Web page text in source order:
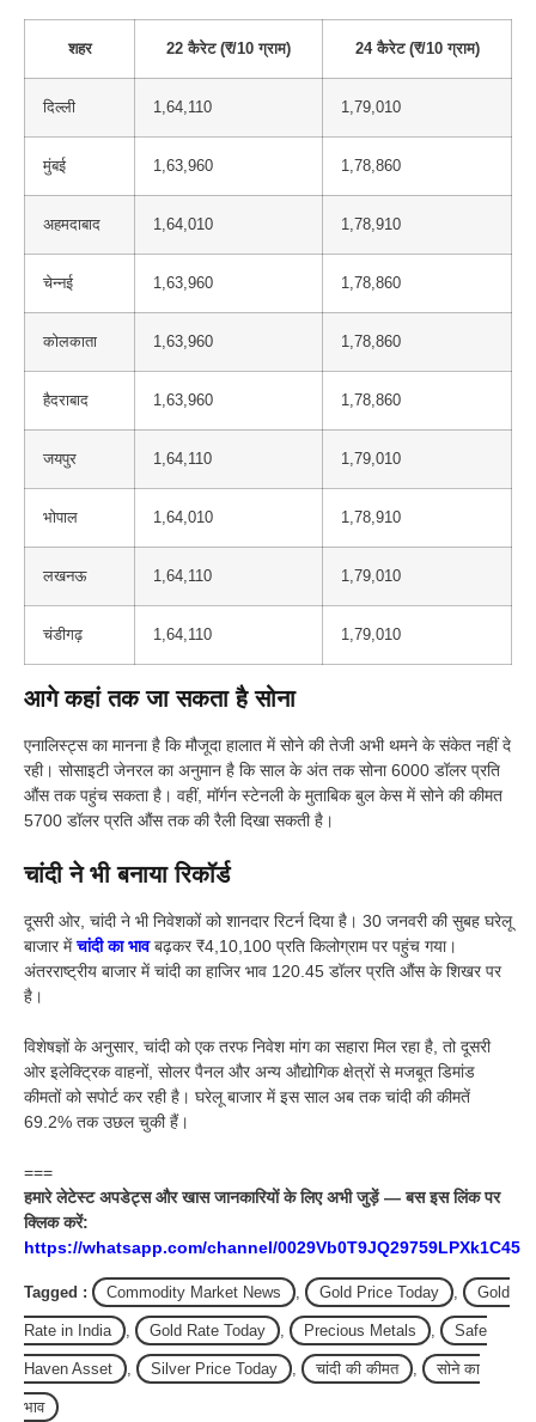
शहर 22 कैरेट (₹/10 ग्राम) 24 कैरेट (₹/10 ग्राम)
दिल्ली 1,64,110 1,79,010
मुंबई 1,63,960 1,78,860
अहमदाबाद 1,64,010 1,78,910
चेन्नई 1,63,960 1,78,860
कोलकाता 1,63,960 1,78,860
हैदराबाद 1,63,960 1,78,860
जयपुर 1,64,110 1,79,010
भोपाल 1,64,010 1,78,910
लखनऊ 1,64,110 1,79,010
चंडीगढ़ 1,64,110 1,79,010
आगे कहां तक जा सकता है सोना
एनालिस्ट्स का मानना है कि मौजूदा हालात में सोने की तेजी अभी थमने के संकेत नहीं दे
रही। सोसाइटी जेनरल का अनुमान है कि साल के अंत तक सोना 6000 डॉलर प्रति
औंस तक पहुंच सकता है। वहीं, मॉर्गन स्टेनली के मुताबिक बुल केस में सोने की कीमत
5700 डॉलर प्रति औंस तक की रैली दिखा सकती है।
चांदी ने भी बनाया रिकॉर्ड
दूसरी ओर, चांदी ने भी निवेशकों को शानदार रिटर्न दिया है। 30 जनवरी की सुबह घरेलू
बाजार मेंचांदी का भावबढ़कर ₹4,10,100 प्रति किलोग्राम पर पहुंच गया।
अंतरराष्ट्रीय बाजार में चांदी का हाजिर भाव 120.45 डॉलर प्रति औंस के शिखर पर
है।
विशेषज्ञों के अनुसार, चांदी को एक तरफ निवेश मांग का सहारा मिल रहा है, तो दूसरी
ओर इलेक्ट्रिक वाहनों, सोलर पैनल और अन्य औद्योगिक क्षेत्रों से मजबूत डिमांड
कीमतों को सपोर्ट कर रही है। घरेलू बाजार में इस साल अब तक चांदी की कीमतें
69.2% तक उछल चुकी हैं।
===
हमारे लेटेस्ट अपडेट्स और खास जानकारियों के लिए अभी जुड़ें — बस इस लिंक पर
क्लिक करें:
https://whatsapp.com/channel/0029Vb0T9JQ29759LPXk1C45
Tagged : Commodity Market News , Gold Price Today , Gold
Rate in India , Gold Rate Today , Precious Metals , Safe
Haven Asset , Silver Price Today , चांदी की कीमत , सोने का
भाव